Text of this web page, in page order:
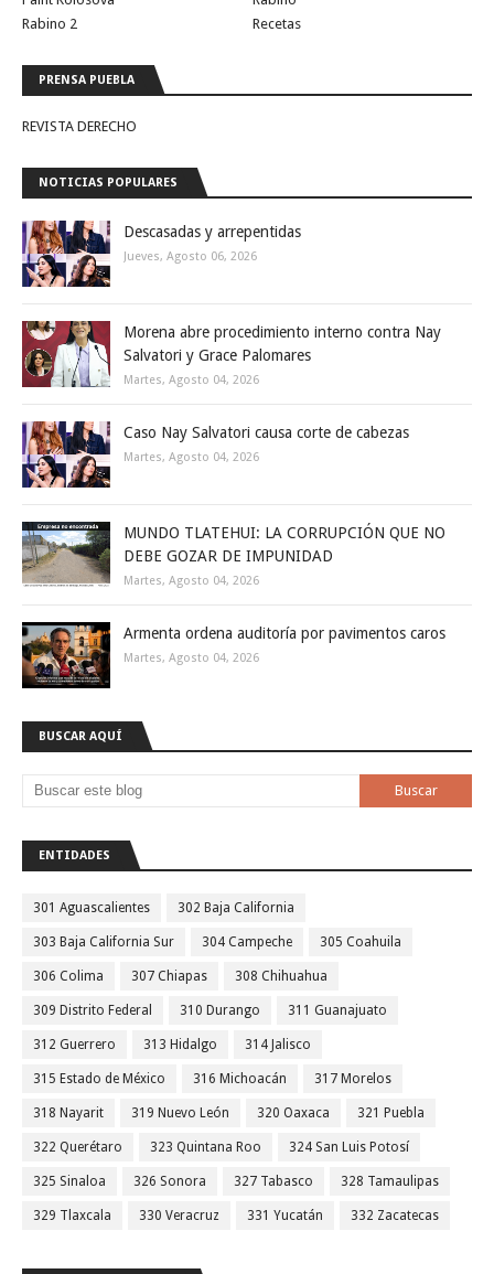
Rabino 2
Recetas
PRENSA PUEBLA
REVISTA DERECHO
NOTICIAS POPULARES
Descasadas y arrepentidas
Jueves, Agosto 06, 2026
Morena abre procedimiento interno contra Nay
Salvatori y Grace Palomares
Martes, Agosto 04, 2026
Caso Nay Salvatori causa corte de cabezas
Martes, Agosto 04, 2026
MUNDO TLATEHUI: LA CORRUPCIÓN QUE NO
DEBE GOZAR DE IMPUNIDAD
Martes, Agosto 04, 2026
Armenta ordena auditoría por pavimentos caros
Martes, Agosto 04, 2026
BUSCAR AQUÍ
ENTIDADES
301 Aguascalientes 302 Baja California
303 Baja California Sur 304 Campeche 305 Coahuila
306 Colima 307 Chiapas 308 Chihuahua
309 Distrito Federal 310 Durango 311 Guanajuato
312 Guerrero 313 Hidalgo 314 Jalisco
315 Estado de México 316 Michoacán 317 Morelos
318 Nayarit 319 Nuevo León 320 Oaxaca 321 Puebla
322 Querétaro 323 Quintana Roo 324 San Luis Potosí
325 Sinaloa 326 Sonora 327 Tabasco 328 Tamaulipas
329 Tlaxcala 330 Veracruz 331 Yucatán 332 Zacatecas